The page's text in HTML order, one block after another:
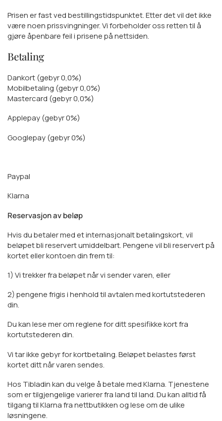
Prisen er fast ved bestillingstidspunktet. Etter det vil det ikke
være noen prissvingninger. Vi forbeholder oss retten til å
gjøre åpenbare feil i prisene på nettsiden.
Betaling
Dankort (gebyr 0,0%)
Mobilbetaling (gebyr 0,0%)
Mastercard (gebyr 0,0%)
Applepay (gebyr 0%)
Googlepay (gebyr 0%)
Paypal
Klarna
Reservasjon av beløp
Hvis du betaler med et internasjonalt betalingskort, vil
beløpet bli reservert umiddelbart. Pengene vil bli reservert på
kortet eller kontoen din frem til:
1) Vi trekker fra beløpet når vi sender varen, eller
2) pengene frigis i henhold til avtalen med kortutstederen
din.
Du kan lese mer om reglene for ditt spesifikke kort fra
kortutstederen din.
Vi tar ikke gebyr for kortbetaling. Beløpet belastes først
kortet ditt når varen sendes.
Hos Tibladin kan du velge å betale med Klarna. Tjenestene
som er tilgjengelige varierer fra land til land. Du kan alltid få
tilgang til Klarna fra nettbutikken og lese om de ulike
løsningene.